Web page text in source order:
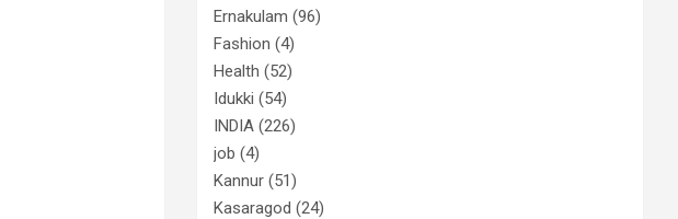
Ernakulam (96)
Fashion (4)
Health (52)
Idukki (54)
INDIA (226)
job (4)
Kannur (51)
Kasaragod (24)